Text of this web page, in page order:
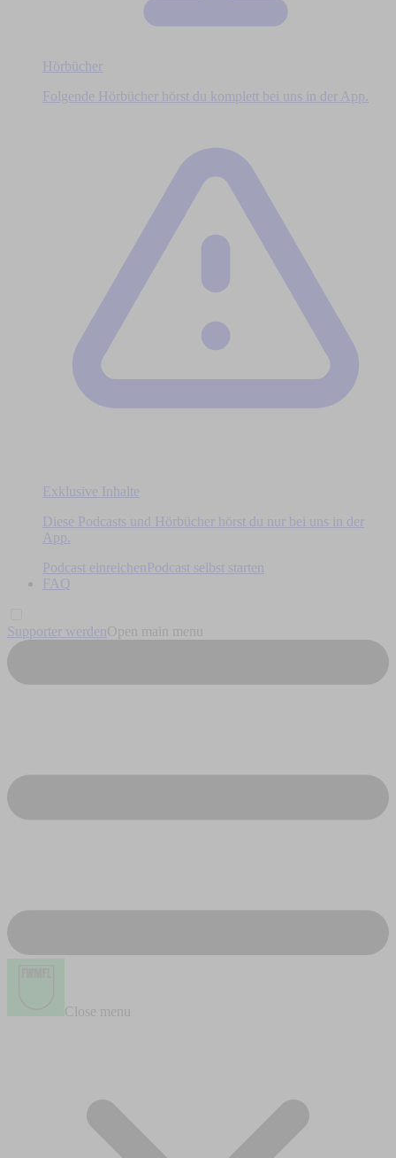
Hörbücher
Folgende Hörbücher hörst du komplett bei uns in der App.
Exklusive Inhalte
Diese Podcasts und Hörbücher hörst du nur bei uns in der
App.
Podcast einreichen
Podcast selbst starten
FAQ
Supporter werden Open main menu
Close menu